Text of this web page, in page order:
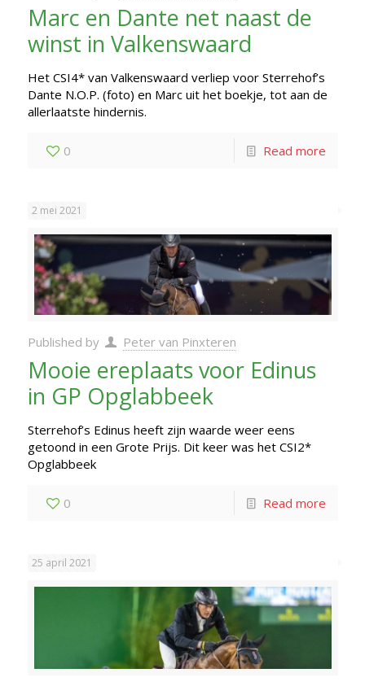
Marc en Dante net naast de
winst in Valkenswaard
Het CSI4* van Valkenswaard verliep voor Sterrehof’s
Dante N.O.P. (foto) en Marc uit het boekje, tot aan de
allerlaatste hindernis.
0 Read more
2 mei 2021
Published by Peter van Pinxteren
Mooie ereplaats voor Edinus
in GP Opglabbeek
Sterrehof’s Edinus heeft zijn waarde weer eens
getoond in een Grote Prijs. Dit keer was het CSI2*
Opglabbeek
0 Read more
25 april 2021